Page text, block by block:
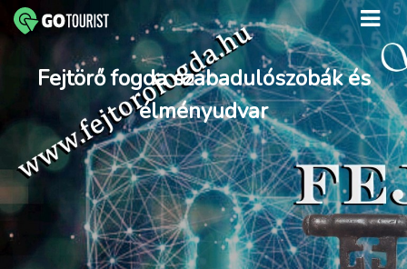
Fejtörő fogda szabadulószobák és
élményudvar